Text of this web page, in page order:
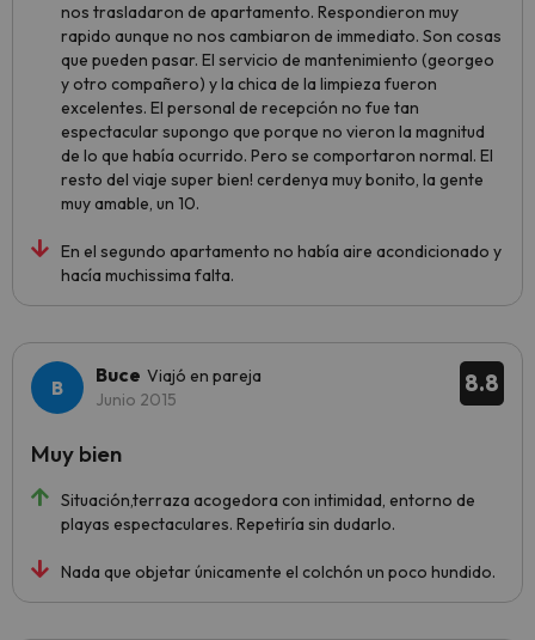
nos trasladaron de apartamento. Respondieron muy
rapido aunque no nos cambiaron de immediato. Son cosas
que pueden pasar. El servicio de mantenimiento (georgeo
y otro compañero) y la chica de la limpieza fueron
excelentes. El personal de recepción no fue tan
espectacular supongo que porque no vieron la magnitud
de lo que había ocurrido. Pero se comportaron normal. El
resto del viaje super bien! cerdenya muy bonito, la gente
muy amable, un 10.
En el segundo apartamento no había aire acondicionado y
hacía muchissima falta.
8.8
Buce Viajó en pareja
Junio 2015
Situación,terraza acogedora con intimidad, entorno de
playas espectaculares. Repetiría sin dudarlo.
Nada que objetar únicamente el colchón un poco hundido.
Muy bien